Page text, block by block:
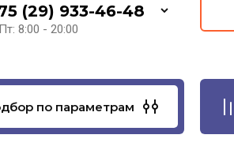
(29) 933-46-48
8:00 - 20:00
по параметрам